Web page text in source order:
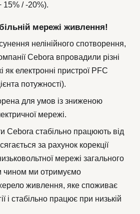
15% / -20%).
мережі живлення!
нелінійного спотворення,
Cebora впровадили різні
як електронні пристрої PFC
потужності).
для умов із зниженою
мережі.
Cebora стабільно працюють від
за рахунок корекції
мережі загального
чином ми отримуємо
живлення, яке споживає
і стабільно працює при низькій